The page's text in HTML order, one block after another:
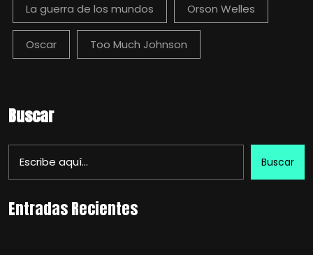
La guerra de los mundos Orson Welles
Oscar Too Much Johnson
Buscar
Buscar
Entradas Recientes